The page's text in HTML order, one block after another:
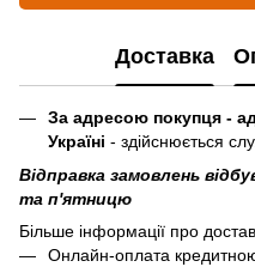
Доставка
За адресою покупця -
Україні - здійснюється
Відправка замовлень
та п'ятницю
Більше інформації про
Онлайн-оплата